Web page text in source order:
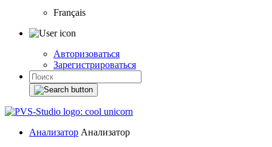
Français
Авторизоваться
Зарегистрироваться
Анализатор Анализатор